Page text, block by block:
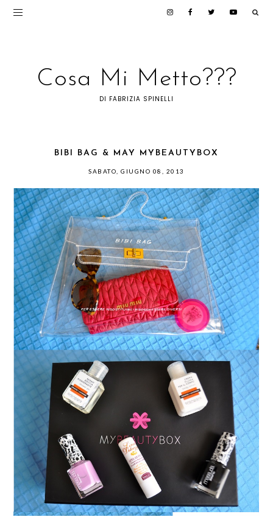
Cosa Mi Metto???
DI FABRIZIA SPINELLI
BIBI BAG & MAY MYBEAUTYBOX
SABATO, GIUGNO 08, 2013